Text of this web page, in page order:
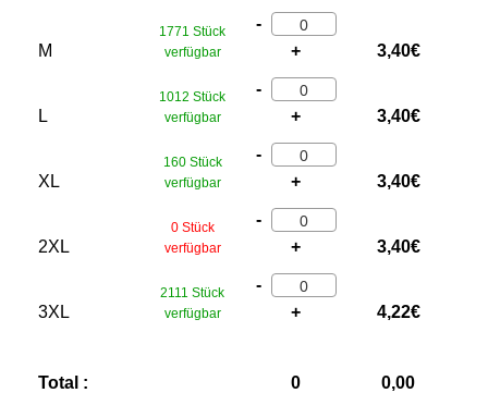
M
1771 Stück
verfügbar
-
+
3,40€
L
1012 Stück
verfügbar
-
+
3,40€
XL
160 Stück
verfügbar
-
+
3,40€
2XL
0 Stück
verfügbar
-
+
3,40€
3XL
2111 Stück
verfügbar
-
+
4,22€
Total : 0 0,00